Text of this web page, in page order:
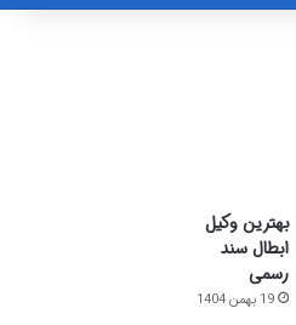
بهترین وکیل
ابطال سند
رسمی
19 بهمن 1404